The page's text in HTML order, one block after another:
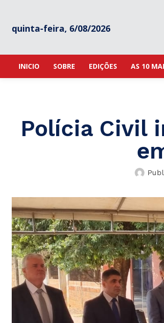
quinta-feira, 6/08/2026
INICIO SOBRE EDIÇÕES AS 10
Polícia Civil